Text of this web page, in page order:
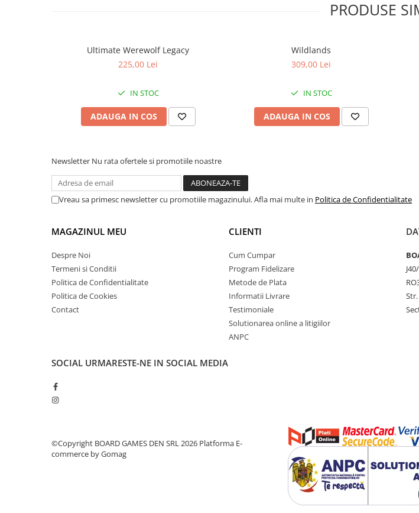
PRODUSE
Ultimate Werewolf Legacy
225,00 Lei
IN STOC
ADAUGA IN COS
Wildlands
309,00 Lei
IN STOC
ADAUGA IN COS
Newsletter Nu rata ofertele si promotiile noastre
Vreau sa primesc newsletter cu promotiile magazinului. Afla mai multe in Politica de Confidentialitate
MAGAZINUL MEU
Despre Noi
Termeni si Conditii
Politica de Confidentialitate
Politica de Cookies
Contact
CLIENTI
Cum Cumpar
Program Fidelizare
Metode de Plata
Informatii Livrare
Testimoniale
Solutionarea online a litigiilor
ANPC
SOCIAL URMARESTE-NE IN SOCIAL MEDIA
©Copyright BOARD GAMES DEN SRL 2026 Platforma E-
commerce by Gomag